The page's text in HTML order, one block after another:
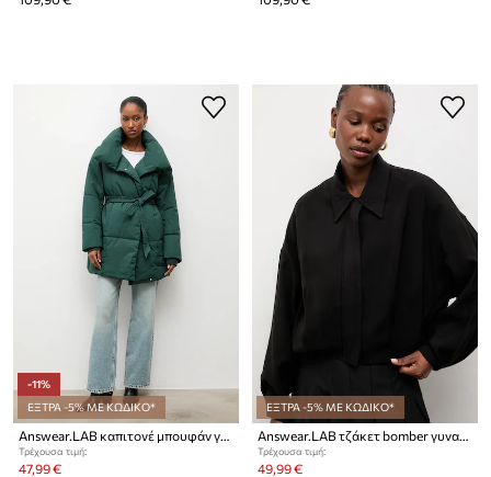
-11%
ΕΞΤΡΑ -5% ΜΕ ΚΩΔΙΚΟ*
Τρέχουσα τιμή:
47,99 €
ΕΞΤΡΑ -5% ΜΕ ΚΩΔΙΚΟ*
Τρέχουσα τιμή:
49,99 €